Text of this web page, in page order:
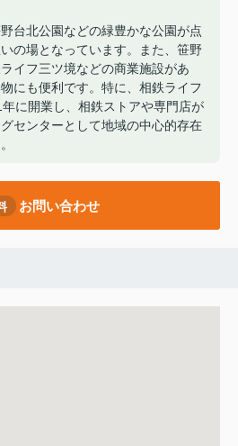
台北公園などの緑豊かな公園が点
の場となっています。また、笹野
イフ三ツ境などの商業施設があ
にも便利です。特に、相鉄ライフ
に開業し、相鉄ストアや専門店が
センターとして地域の中心的存在
お問い合わせ